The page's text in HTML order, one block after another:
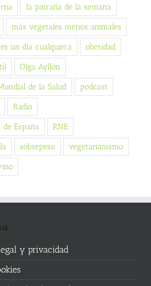
la patraña de la semana
más vegetales menos animales
un día cualquiera obesidad
Olga Ayllón
de la Salud podcast
Radio
de España RNE
sobrepeso vegetarianismo
y privacidad